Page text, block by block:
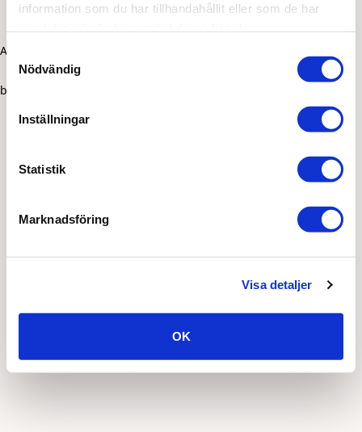
information som du har tillhandahållit eller som de har
Samtyckesval
Nödvändig
Inställningar
Statistik
Marknadsföring
Visa detaljer
OK
Application error: a client-side exception has occurred (see the
browser console for more information)